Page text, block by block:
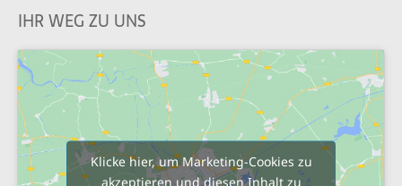
IHR WEG ZU UNS
Klicke hier, um Marketing-Cookies zu
akzeptieren und diesen Inhalt zu